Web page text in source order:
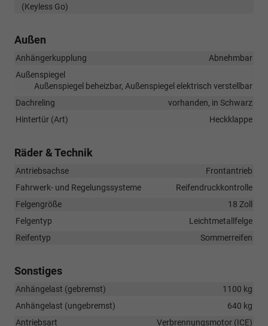
(Keyless Go)
Außen
Anhängerkupplung
Abnehmbar
Außenspiegel
Außenspiegel beheizbar, Außenspiegel elektrisch verstellbar
Dachreling
vorhanden, in Schwarz
Hintertür (Art)
Heckklappe
Räder & Technik
Antriebsachse
Frontantrieb
Fahrwerk- und Regelungssysteme
Reifendruckkontrolle
Felgengröße
18 Zoll
Felgentyp
Leichtmetallfelge
Reifentyp
Sommerreifen
Sonstiges
Anhängelast (gebremst)
1100 kg
Anhängelast (ungebremst)
640 kg
Antriebsart
Verbrennungsmotor (ICE)